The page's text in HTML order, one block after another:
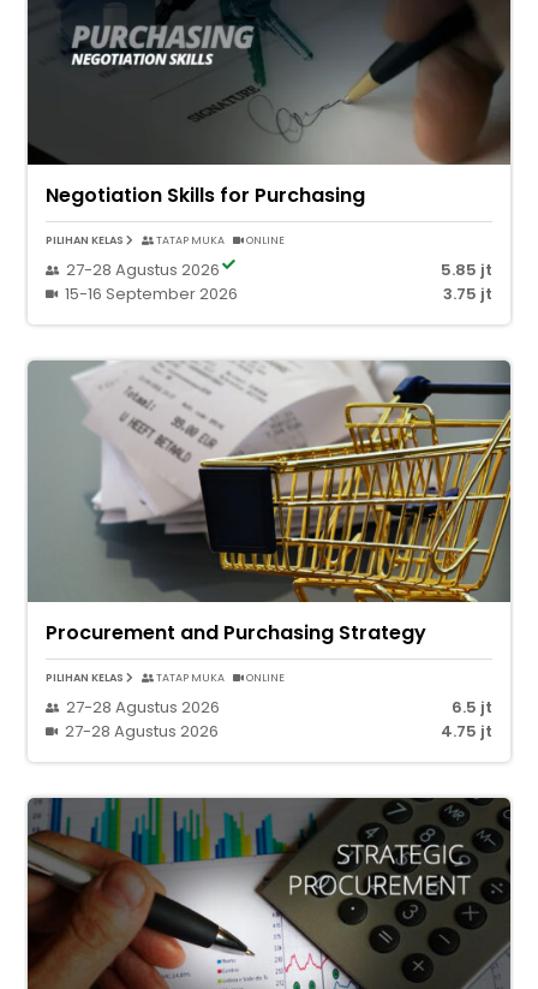
Negotiation Skills for Purchasing
PILIHAN KELAS TATAP MUKA ONLINE
27-28 Agustus 2026
5.85 jt
15-16 September 2026
3.75 jt
Procurement and Purchasing Strategy
PILIHAN KELAS TATAP MUKA ONLINE
27-28 Agustus 2026
6.5 jt
27-28 Agustus 2026
4.75 jt